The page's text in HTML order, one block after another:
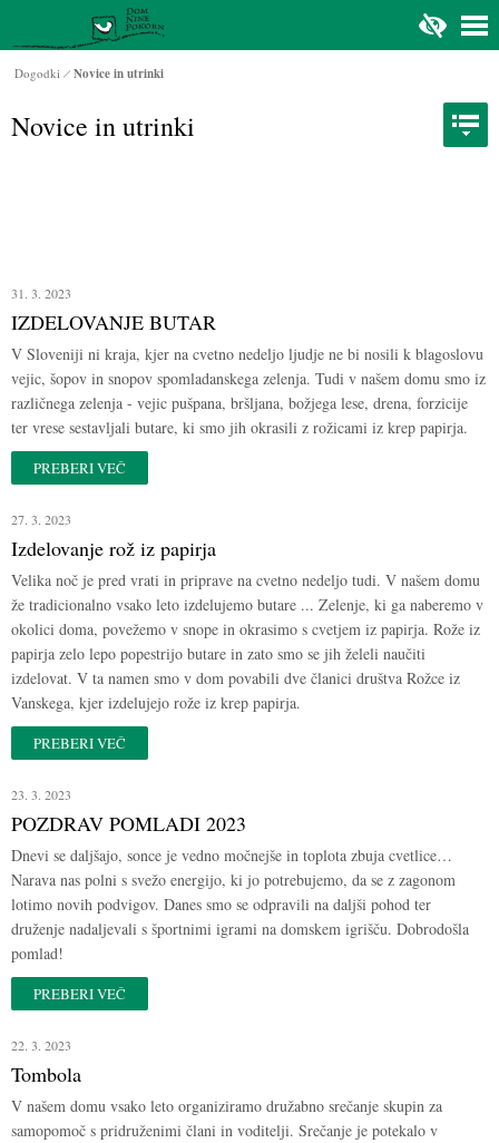
Dogodki Novice in utrinki
Novice in utrinki
31. 3. 2023
IZDELOVANJE BUTAR
V Sloveniji ni kraja, kjer na cvetno nedeljo ljudje ne bi nosili k blagoslovu
vejic, šopov in snopov spomladanskega zelenja. Tudi v našem domu smo iz
različnega zelenja - vejic pušpana, bršljana, božjega lese, drena, forzicije
ter vrese sestavljali butare, ki smo jih okrasili z rožicami iz krep papirja.
PREBERI VEČ
27. 3. 2023
Izdelovanje rož iz papirja
Velika noč je pred vrati in priprave na cvetno nedeljo tudi. V našem domu
že tradicionalno vsako leto izdelujemo butare ... Zelenje, ki ga naberemo v
okolici doma, povežemo v snope in okrasimo s cvetjem iz papirja. Rože iz
papirja zelo lepo popestrijo butare in zato smo se jih želeli naučiti
izdelovat. V ta namen smo v dom povabili dve članici društva Rožce iz
Vanskega, kjer izdelujejo rože iz krep papirja.
PREBERI VEČ
23. 3. 2023
POZDRAV POMLADI 2023
Dnevi se daljšajo, sonce je vedno močnejše in toplota zbuja cvetlice…
Narava nas polni s svežo energijo, ki jo potrebujemo, da se z zagonom
lotimo novih podvigov. Danes smo se odpravili na daljši pohod ter
druženje nadaljevali s športnimi igrami na domskem igrišču. Dobrodošla
pomlad!
PREBERI VEČ
22. 3. 2023
Tombola
V našem domu vsako leto organiziramo družabno srečanje skupin za
samopomoč s pridruženimi člani in voditelji. Srečanje je potekalo v